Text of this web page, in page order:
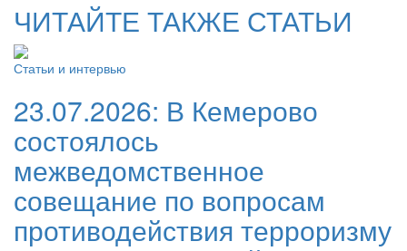
ЧИТАЙТЕ ТАКЖЕ СТАТЬИ
Статьи и интервью
23.07.2026: В Кемерово
состоялось
межведомственное
совещание по вопросам
противодействия терроризму